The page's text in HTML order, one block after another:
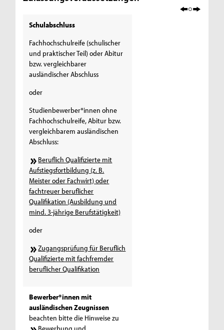
Schulabschluss
Fachhochschulreife (schulischer
und praktischer Teil) oder Abitur
bzw. vergleichbarer
ausländischer Abschluss
oder
Studienbewerber*innen ohne
Fachhochschulreife, Abitur bzw.
vergleichbarem ausländischen
Abschluss:
Beruflich Qualifizierte mit
Aufstiegsfortbildung (z. B.
Meister oder Fachwirt) oder
fachtreuer beruflicher
Qualifikation (Ausbildung und
mind. 3-jährige Berufstätigkeit)
oder
Zugangsprüfung für Beruflich
Qualifizierte mit fachfremder
beruflicher Qualifikation
Bewerber*innen mit
ausländischen Zeugnissen
beachten bitte die Hinweise zu